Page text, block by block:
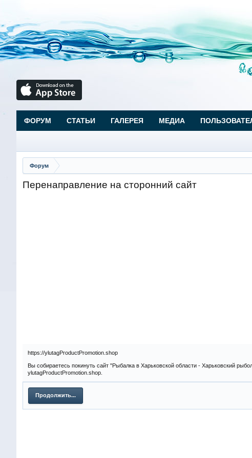
Форум
Перенаправление на сторонний сайт
https://ylutagProductPromotion.shop
Вы собираетесь покинуть сайт "Рыбалка в Харьковской области - Харьковский
ylutagProductPromotion.shop.
Продолжить...
ФОРУМ СТАТЬИ ГАЛЕРЕЯ МЕДИА